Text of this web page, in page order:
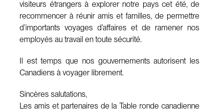
visiteurs étrangers à explorer notre pays cet été, de
recommencer à réunir amis et familles, de permettre
d’importants voyages d’affaires et de ramener nos
employés au travail en toute sécurité.
Il est temps que nos gouvernements autorisent les
Canadiens à voyager librement.
Sincères salutations,
Les amis et partenaires de la Table ronde canadienne